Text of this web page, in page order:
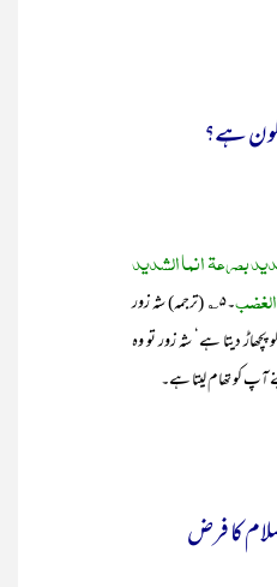
ہے؟
بصرعۃ انما الشدید
۔۵؎ (ترجمہ) شہ زور
دیتا ہے‘ شہ زور تو وہ
کو تھام لیتا ہے۔
کا فرض